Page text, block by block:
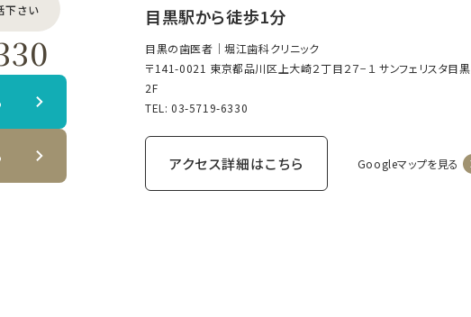
下さい 目黒駅から徒歩1分
目黒の歯医者｜堀江歯科クリニック
〒141-0021 東京都品川区上大崎２丁目２７−１ サンフェリスタ目黒
2F
TEL: 03-5719-6330
アクセス詳細はこちら Googleマップを見る